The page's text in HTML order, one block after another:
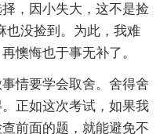
，因小失大，这不是捡
也没捡到。为此，我难
懊悔也于事无补了。
情要学会取舍。舍得舍
正如这次考试，如果我
前面的题，就能避免不